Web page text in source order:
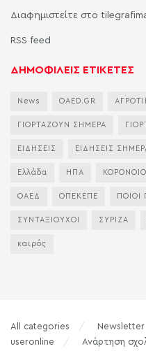
Διαφημιστείτε στο
RSS feed
ΔΗΜΟΦΙΛΕΙΣ ΕΤΙΚΕΤΕΣ
News OAED.GR
ΓΙΟΡΤΑΖΟΥΝ ΣΗΜΕΡΑ
ΕΙΔΗΣΕΙΣ ΕΙΔΗΣΕΙΣ
Ελλάδα ΗΠΑ
ΟΑΕΔ ΟΠΕΚΕΠΕ ΠΟΙΟΙ
ΣΥΝΤΑΞΙΟΥΧΟΙ ΣΥΡΙΖΑ
καιρός
All categories Newsletter
useronline
Ανάρτηση